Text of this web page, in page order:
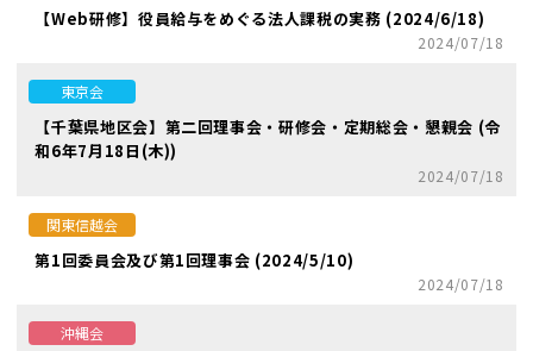
【Web研修】役員給与をめぐる法人課税の実務 (2024/6/18)
2024/07/18
東京会
【千葉県地区会】第二回理事会・研修会・定期総会・懇親会 (令
和6年7月18日(木))
2024/07/18
関東信越会
第1回委員会及び第1回理事会 (2024/5/10)
2024/07/18
沖縄会